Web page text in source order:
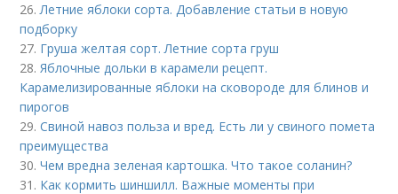
26.Летние яблоки сорта. Добавление статьи в новую
подборку
27. Груша желтая сорт. Летние сорта груш
28.Яблочные дольки в карамели рецепт.
Карамелизированные яблоки на сковороде для блинов и
пирогов
29.Свиной навоз польза и вред. Есть ли у свиного помета
преимущества
30.Чем вредна зеленая картошка. Что такое соланин?
31. Как кормить шиншилл. Важные моменты при